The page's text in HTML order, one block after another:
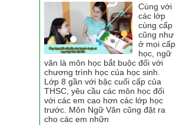
Cùng với
các lớp
cùng cấp
cũng như
ở mọi cấp
học, ngữ
văn là môn học bắt buộc đối với
chương trình học của học sinh.
Lớp 8 gần với bậc cuối cấp của
THSC, yêu cầu các môn học đối
với các em cao hơn các lớp học
trước. Môn Ngữ Văn cũng đặt ra
cho các em nhữn